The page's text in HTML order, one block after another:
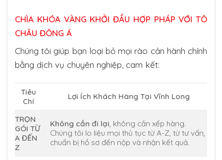
CHÌA KHÓA VÀNG KHỞI ĐẦU HỢP PHÁP VỚI TÔ
CHÂU ĐÔNG Á
Chúng tôi giúp bạn loại bỏ mọi rào cản hành chính
bằng dịch vụ chuyên nghiệp, cam kết:
Tiêu
Chí
Lợi Ích Khách Hàng Tại Vĩnh Long
TRỌN
GÓI TỪ
A ĐẾN
Z
Không cần đi lại, không cần xếp hàng.
Chúng tôi lo liệu mọi thủ tục từ A-Z, từ tư vấn,
chuẩn bị hồ sơ đến nộp và nhận kết quả.